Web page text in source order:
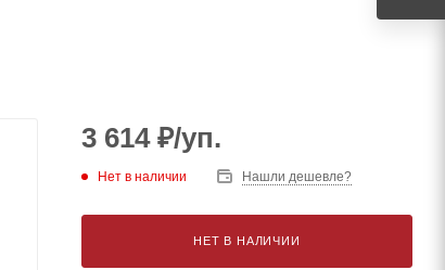
3 614₽/уп.
Нет в наличии Нашли дешевле?
НЕТ В НАЛИЧИИ